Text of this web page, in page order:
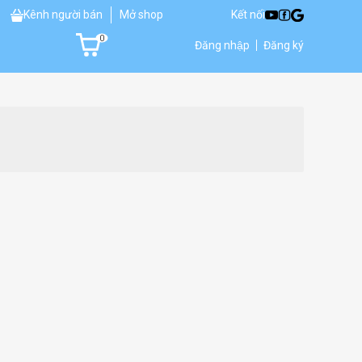
Kênh người bán Mở shop Kết nối
0
Đăng nhập Đăng ký